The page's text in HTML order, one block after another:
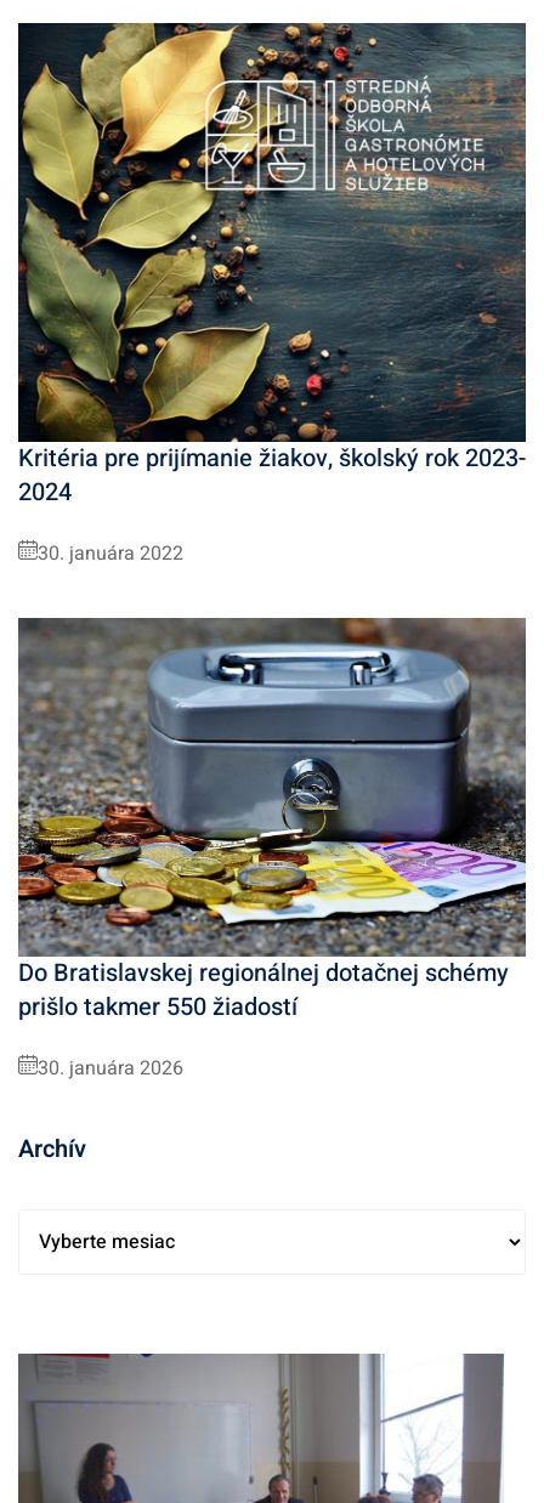
Kritéria pre prijímanie žiakov, školský rok 2023-
2024
30. januára 2022
Do Bratislavskej regionálnej dotačnej schémy
prišlo takmer 550 žiadostí
30. januára 2026
Archív
í